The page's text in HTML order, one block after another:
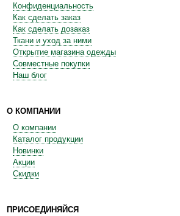
Конфиденциальность
Как сделать заказ
Как сделать дозаказ
Ткани и уход за ними
Открытие магазина одежды
Совместные покупки
Наш блог
О КОМПАНИИ
О компании
Каталог продукции
Новинки
Акции
Скидки
ПРИСОЕДИНЯЙСЯ